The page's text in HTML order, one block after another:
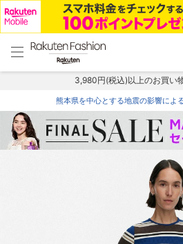
menu home
トップ
3,980円(税込)以上のお買い
熊本県を中心とする地震の影響によ